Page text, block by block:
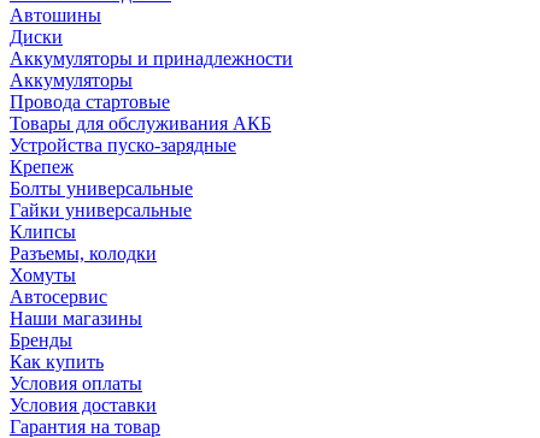
Автошины
Диски
Аккумуляторы и принадлежности
Аккумуляторы
Провода стартовые
Товары для обслуживания АКБ
Устройства пуско-зарядные
Крепеж
Болты универсальные
Гайки универсальные
Клипсы
Разъемы, колодки
Хомуты
Автосервис
Наши магазины
Бренды
Как купить
Условия оплаты
Условия доставки
Гарантия на товар